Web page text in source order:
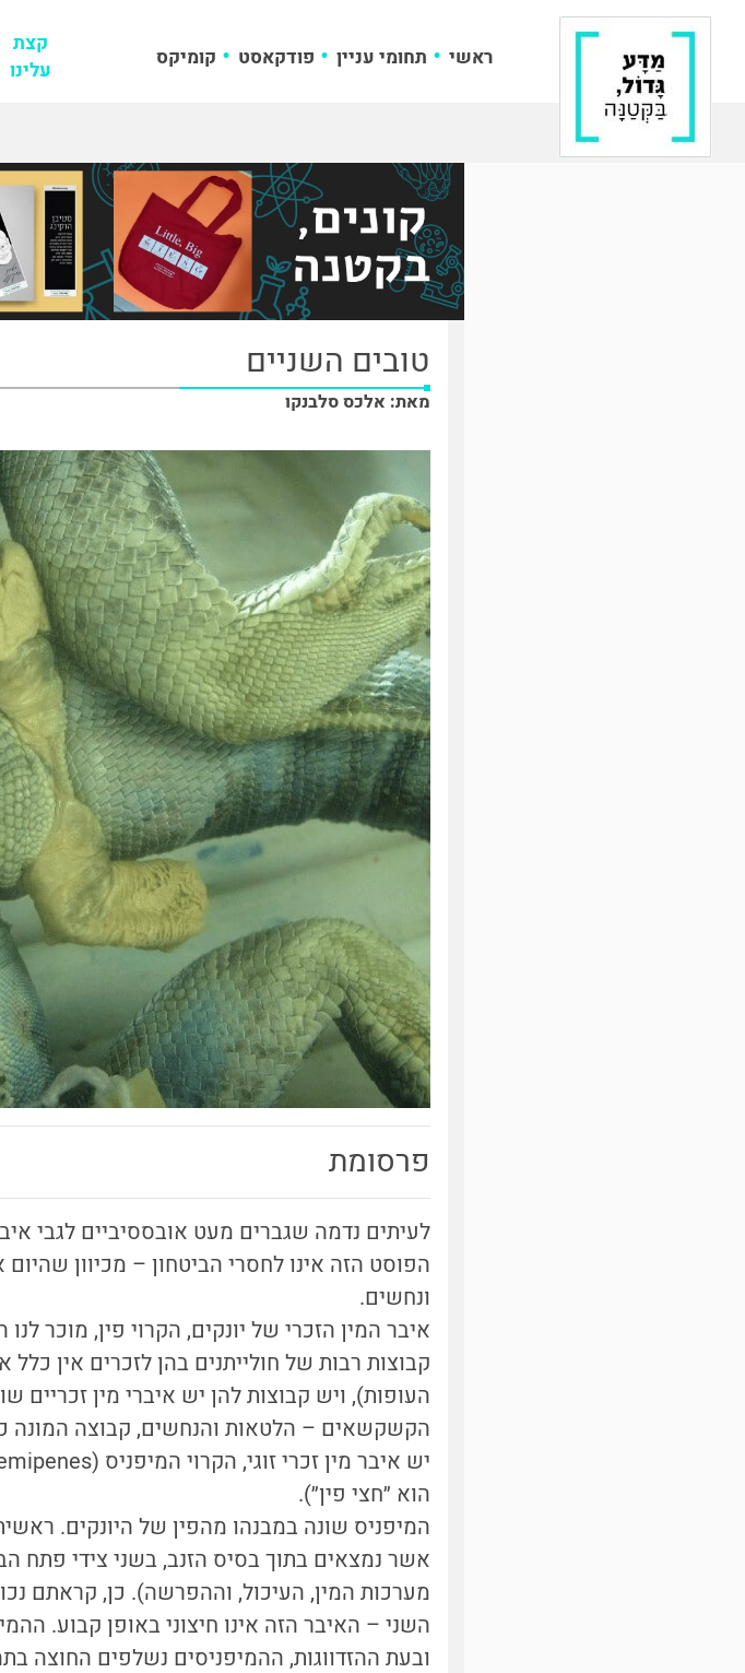
ראשי תחומי עניין פודקאסט קומיקס
קצת
עלינו
טובים השניים
מאת: אלכס סלבנקו
פרסומת
לעיתים נדמה שגברים מעט אובססיביים לגבי
הפוסט הזה אינו לחסרי הביטחון – מכיוון
ונחשים.
איבר המין הזכרי של יונקים, הקרוי פין, מוכר
קבוצות רבות של חולייתנים בהן לזכרים אין כלל
העופות), ויש קבוצות להן יש איברי מין זכריים
הוא ״חצי פין״).
המיפניס שונה במבנהו מהפין של היונקים.
אשר נמצאים בתוך בסיס הזנב, בשני צידי פתח
מערכות המין, העיכול, וההפרשה). כן, קראתם
השני – האיבר הזה אינו חיצוני באופן קבוע.